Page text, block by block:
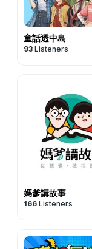
童話透中島
93 Listeners
媽爹講故事
166 Listeners